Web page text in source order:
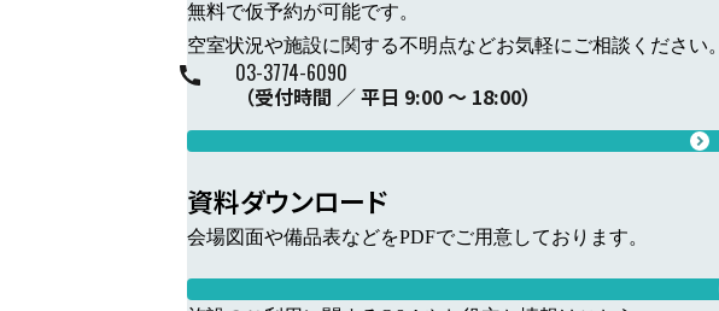
無料で仮予約が可能です。
空室状況や施設に関する不明点などお気軽にご相談ください。
03-3774-6090
（受付時間 ／ 平日 9:00 ～ 18:00）
資料ダウンロード
会場図面や備品表などをPDFでご用意しております。